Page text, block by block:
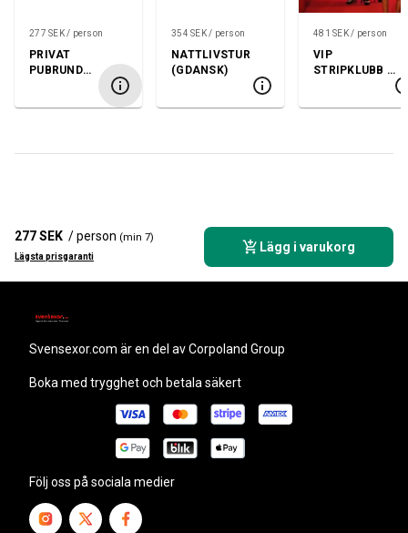
277 SEK / person
PRIVAT
PUBRUND
354 SEK / person
NATTLIVSTUR
(GDANSK)
481 SEK / person
VIP
STRIPKLUBB +
VODKA + SHOW
277 SEK / person (min 7)
Lägsta prisgaranti
Lägg i varukorg
svensexor.com är en del av Corpoland Group
Boka med trygghet och betala säkert
Följ oss på sociala medier